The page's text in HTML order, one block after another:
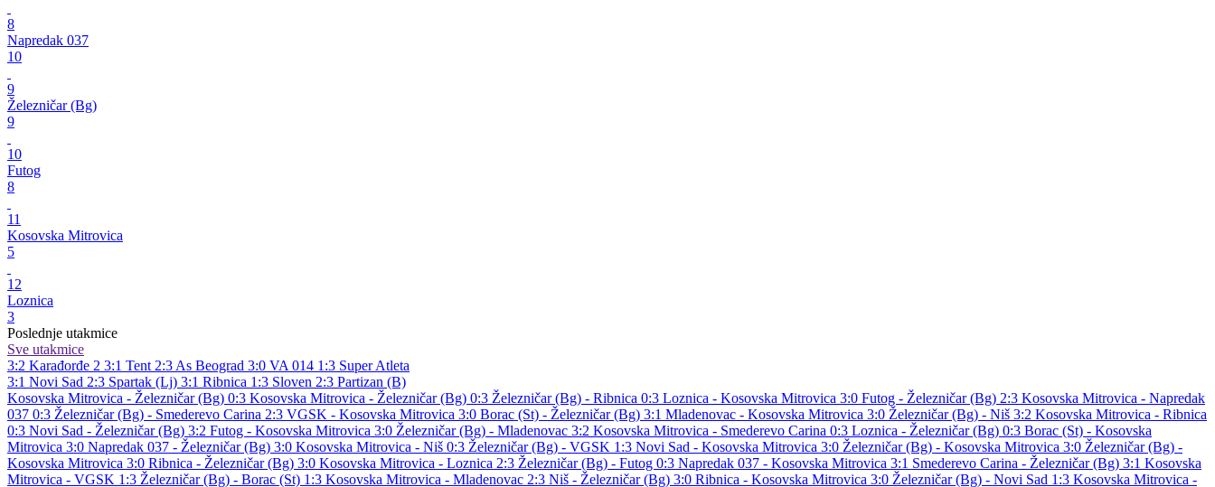
8
Napredak 037
10
9
Železničar (Bg)
9
10
Futog
8
11
Kosovska Mitrovica
5
12
Loznica
3
Poslednje utakmice
Sve utakmice
3:2 Karađorđe 2 3:1 Tent 2:3 As Beograd 3:0 VA 014 1:3 Super Atleta
3:1 Novi Sad 2:3 Spartak (Lj) 3:1 Ribnica 1:3 Sloven 2:3 Partizan (B)
Kosovska Mitrovica - Železničar (Bg) 0:3 Kosovska Mitrovica - Železničar (Bg) 0:3 Železničar (Bg) - Ribnica 0:3 Loznica - Kosovska Mitrovica 3:0 Futog - Železničar (Bg) 2:3 Kosovska Mitrovica - Napredak
037 0:3 Železničar (Bg) - Smederevo Carina 2:3 VGSK - Kosovska Mitrovica 3:0 Borac (St) - Železničar (Bg) 3:1 Mladenovac - Kosovska Mitrovica 3:0 Železničar (Bg) - Niš 3:2 Kosovska Mitrovica - Ribnica
0:3 Novi Sad - Železničar (Bg) 3:2 Futog - Kosovska Mitrovica 3:0 Železničar (Bg) - Mladenovac 3:2 Kosovska Mitrovica - Smederevo Carina 0:3 Loznica - Železničar (Bg) 0:3 Borac (St) - Kosovska
Mitrovica 3:0 Napredak 037 - Železničar (Bg) 3:0 Kosovska Mitrovica - Niš 0:3 Železničar (Bg) - VGSK 1:3 Novi Sad - Kosovska Mitrovica 3:0 Železničar (Bg) - Kosovska Mitrovica 3:0 Železničar (Bg) -
Kosovska Mitrovica 3:0 Ribnica - Železničar (Bg) 3:0 Kosovska Mitrovica - Loznica 2:3 Železničar (Bg) - Futog 0:3 Napredak 037 - Kosovska Mitrovica 3:1 Smederevo Carina - Železničar (Bg) 3:1 Kosovska
Mitrovica - VGSK 1:3 Železničar (Bg) - Borac (St) 1:3 Kosovska Mitrovica - Mladenovac 2:3 Niš - Železničar (Bg) 3:0 Ribnica - Kosovska Mitrovica 3:0 Železničar (Bg) - Novi Sad 1:3 Kosovska Mitrovica -